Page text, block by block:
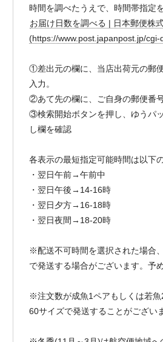
時間を調べたうえで、時間帯指定
お届け日数を調べる | 日本郵便株
(https://www.post.japanpost.jp/cgi-
①差出元の欄に、当店出荷元の郵
入力。
②あて先の欄に、ご自身の郵便番号
③検索開始ボタンを押し、ゆうパ
し欄を確認
各表示の最短指定可能時間は以下
・翌日午前→午前中
・翌日午後→14-16時
・翌日夕方→16-18時
・翌日夜間→18-20時
※配送不可時間を選択された場合
で発送する場合がございます。予
※注文数が成魚1ペアもしくは若魚
60サイズで発送することがござい